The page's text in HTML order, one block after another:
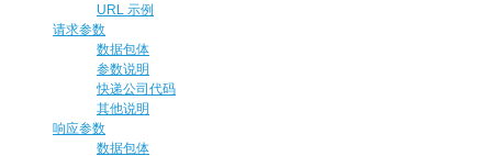
URL 示例
请求参数
数据包体
参数说明
快递公司代码
其他说明
响应参数
数据包体